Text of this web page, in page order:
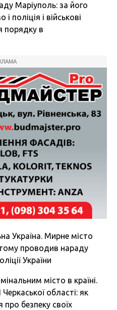
Маріуполь: за його
поліція і військові
порядку в
Україна. Мирне місто
тому проводив нараду
України
місто в країні.
області: як
про безпеку своїх